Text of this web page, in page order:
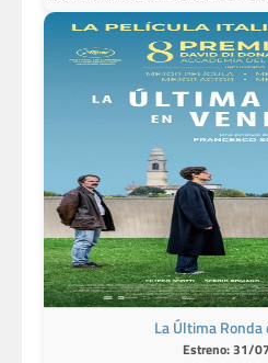
La Última Ronda
Estreno: 31/